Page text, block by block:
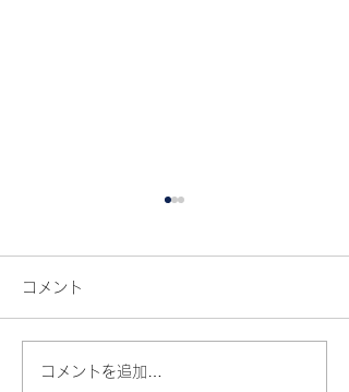
年齢とともに髪質が変わ
コメント
コメントを追加…